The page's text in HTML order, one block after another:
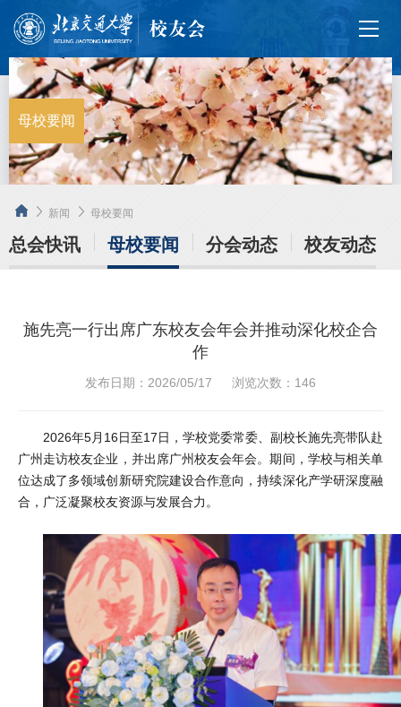
母校要闻
新闻 母校要闻
总会快讯 母校要闻 分会动态 校友动态
施先亮一行出席广东校友会年会并推动深化校企合
作
发布日期：2026/05/17 浏览次数： 146
2026年5月16日至17日，学校党委常委、副校长施先亮带队赴
广州走访校友企业，并出席广州校友会年会。期间，学校与相关单
位达成了多领域创新研究院建设合作意向，持续深化产学研深度融
合，广泛凝聚校友资源与发展合力。